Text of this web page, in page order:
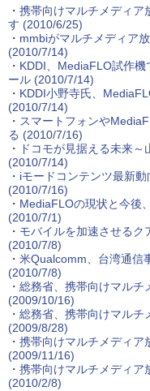
・ 携帯向けマルチメディア
す (2010/6/25)
・ mmbiがマルチメディア
(2010/7/14)
・ KDDI、MediaFLO試作
ール(2010/7/14)
・ KDDI小野寺氏、
(2010/7/14)
・ スマートフォンや
る (2010/7/16)
・
ドコモが見据える未来
(2010/7/14)
・ iモードコンテンツ最新動
(2010/7/16)
・ MediaFLOの現状と今後
(2010/7/1)
・ モバイルを加速させるク
(2010/7/8)
・ 米Qualcomm、台湾通信
(2010/7/8)
・ 総務省、携帯向けマルチ
(2009/10/16)
・ 総務省、携帯向けマルチ
(2009/8/28)
・ 携帯向けマルチメディア
(2009/11/16)
・ 携帯向けマルチメディア
(2010/2/8)